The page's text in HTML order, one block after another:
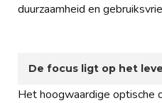
duurzaamheid en
De focus ligt op het
Het hoogwaardige optische